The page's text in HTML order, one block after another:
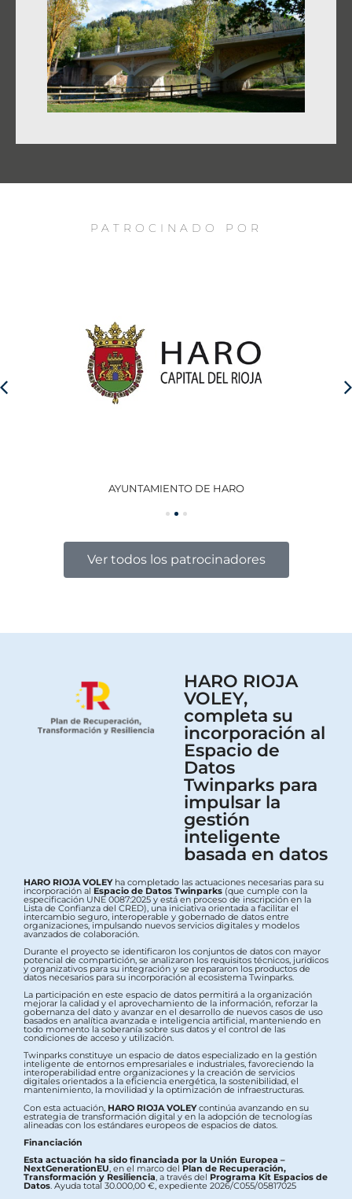
PATROCINADO POR
AYUNTAMIENTO DE HARO
Ver todos los patrocinadores
HARO RIOJA
VOLEY,
completa su
incorporación al
Espacio de
Datos
Twinparks para
impulsar la
gestión
inteligente
basada en datos
HARO RIOJA VOLEYha completado las actuaciones necesarias para su
incorporación al Espacio de Datos Twinparks (que cumple con la
especificación UNE 0087:2025 y está en proceso de inscripción en la
Lista de Confianza del CRED), una iniciativa orientada a facilitar el
intercambio seguro, interoperable y gobernado de datos entre
organizaciones, impulsando nuevos servicios digitales y modelos
avanzados de colaboración.
Durante el proyecto se identificaron los conjuntos de datos con mayor
potencial de compartición, se analizaron los requisitos técnicos, jurídicos
y organizativos para su integración y se prepararon los productos de
datos necesarios para su incorporación al ecosistema Twinparks.
La participación en este espacio de datos permitirá a la organización
mejorar la calidad y el aprovechamiento de la información, reforzar la
gobernanza del dato y avanzar en el desarrollo de nuevos casos de uso
basados en analítica avanzada e inteligencia artificial, manteniendo en
todo momento la soberanía sobre sus datos y el control de las
condiciones de acceso y utilización.
Twinparks constituye un espacio de datos especializado en la gestión
inteligente de entornos empresariales e industriales, favoreciendo la
interoperabilidad entre organizaciones y la creación de servicios
digitales orientados a la eficiencia energética, la sostenibilidad, el
mantenimiento, la movilidad y la optimización de infraestructuras.
Con esta actuación, HARO RIOJA VOLEYcontinúa avanzando en su
estrategia de transformación digital y en la adopción de tecnologías
alineadas con los estándares europeos de espacios de datos.
Financiación
Esta actuación ha sido financiada por la Unión Europea –
NextGenerationEU, en el marco del Plan de Recuperación,
Transformación y Resiliencia, a través del Programa Kit Espacios de
Datos. Ayuda total 30.000,00 €, expediente 2026/C055/05817025